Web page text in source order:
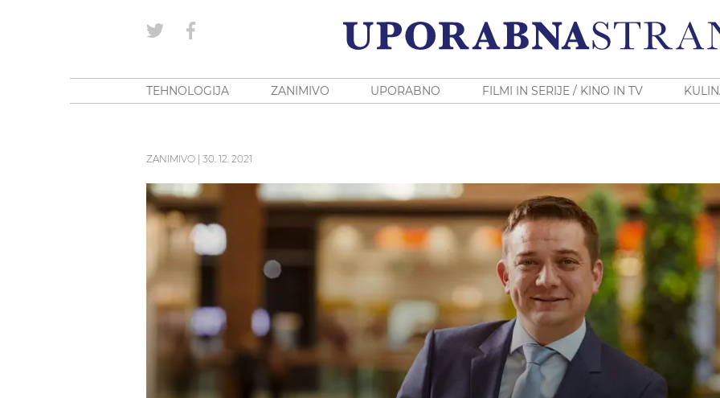
TEHNOLOGIJA ZANIMIVO UPORABNO FILMI IN SERIJE / KINO IN TV
ZANIMIVO 30. 12. 2021